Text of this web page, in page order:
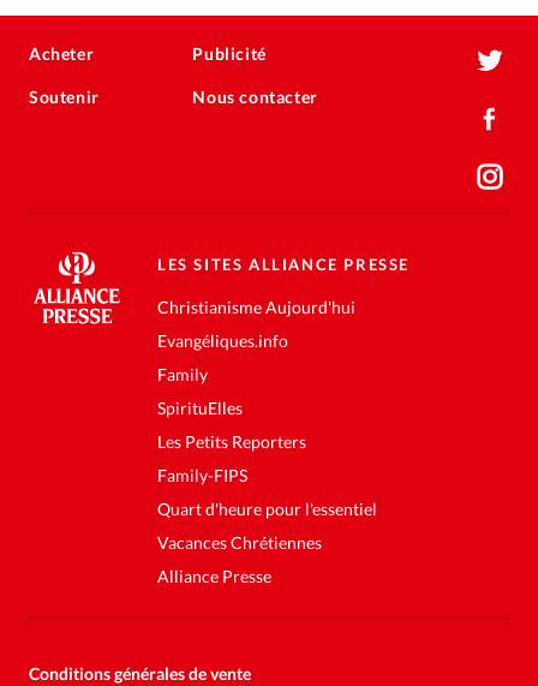
Acheter
Soutenir
Publicité
Nous contacter
LES SITES ALLIANCE PRESSE
Christianisme Aujourd'hui
Evangéliques.info
Family
SpirituElles
Les Petits Reporters
Family-FIPS
Quart d'heure pour l'essentiel
Vacances Chrétiennes
Alliance Presse
Conditions générales de vente